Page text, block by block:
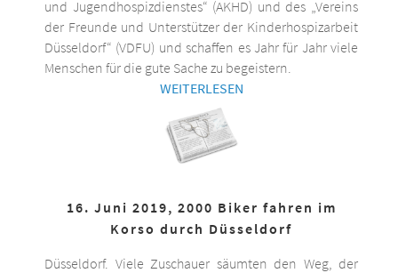
und Jugendhospizdienstes“ (AKHD) und des „Vereins
der Freunde und Unterstützer der Kinderhospizarbeit
Düsseldorf“ (VDFU) und schaffen es Jahr für Jahr viele
Menschen für die gute Sache zu begeistern.
WEITERLESEN
16. Juni 2019, 2000 Biker fahren im
Korso durch Düsseldorf
Düsseldorf. Viele Zuschauer säumten den Weg, der